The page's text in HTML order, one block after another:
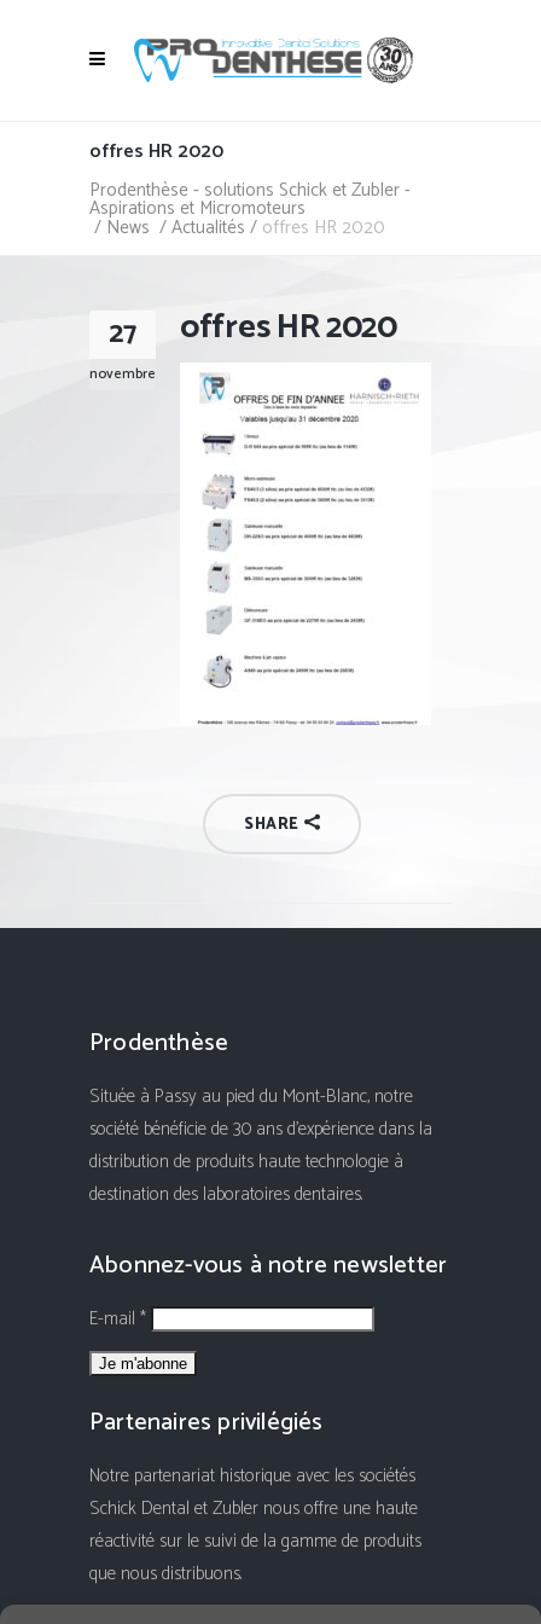
offres HR 2020
Prodenthèse - solutions Schick et Zubler -
Aspirations et Micromoteurs
/ News /Actualités / offres HR 2020
27
novembre
offres HR 2020
SHARE
Prodenthèse
Située à Passy au pied du Mont-Blanc, notre
société bénéficie de 30 ans d'expérience dans la
distribution de produits haute technologie à
destination des laboratoires dentaires.
Abonnez-vous à notre newsletter
E-mail *
Partenaires privilégiés
Notre partenariat historique avec les sociétés
Schick Dental et Zubler nous offre une haute
réactivité sur le suivi de la gamme de produits
que nous distribuons.